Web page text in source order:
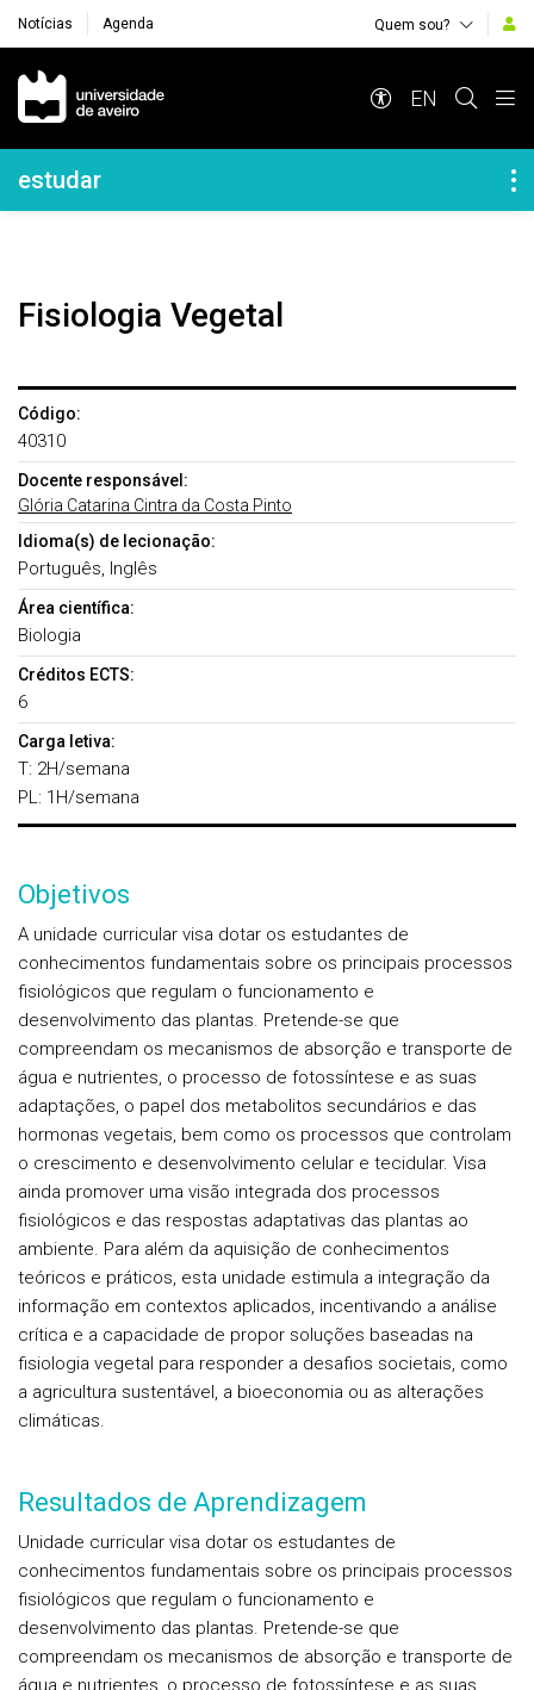
Notícias Agenda Quem sou?
Navegação Principal
EN
Navegação Lateral
estudar
Fisiologia Vegetal
Código:
40310
Docente responsável:
Glória Catarina Cintra da Costa Pinto
Idioma(s) de lecionação:
Português, Inglês
Área científica:
Biologia
Créditos ECTS:
6
Carga letiva:
T: 2H/semana
PL: 1H/semana
Objetivos
A unidade curricular visa dotar os estudantes de
conhecimentos fundamentais sobre os principais processos
fisiológicos que regulam o funcionamento e
desenvolvimento das plantas. Pretende-se que
compreendam os mecanismos de absorção e transporte de
água e nutrientes, o processo de fotossíntese e as suas
adaptações, o papel dos metabolitos secundários e das
hormonas vegetais, bem como os processos que controlam
o crescimento e desenvolvimento celular e tecidular. Visa
ainda promover uma visão integrada dos processos
fisiológicos e das respostas adaptativas das plantas ao
ambiente. Para além da aquisição de conhecimentos
teóricos e práticos, esta unidade estimula a integração da
informação em contextos aplicados, incentivando a análise
crítica e a capacidade de propor soluções baseadas na
fisiologia vegetal para responder a desafios societais, como
a agricultura sustentável, a bioeconomia ou as alterações
climáticas.
Resultados de Aprendizagem
Unidade curricular visa dotar os estudantes de
conhecimentos fundamentais sobre os principais processos
fisiológicos que regulam o funcionamento e
desenvolvimento das plantas. Pretende-se que
compreendam os mecanismos de absorção e transporte de
água e nutrientes, o processo de fotossíntese e as suas